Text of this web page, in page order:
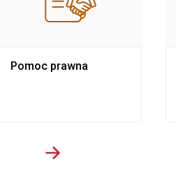
Pomoc prawna